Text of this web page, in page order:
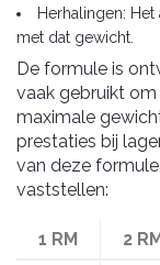
Herhalingen:
met dat gewicht.
De formule is
vaak gebruikt
maximale
prestaties bij
van deze
vaststellen:
1 RM 2 RM